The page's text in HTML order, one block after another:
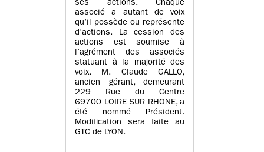
ses actions. Chaque
associé a autant de voix
qu’il possède ou représente
d’actions. La cession des
actions est soumise à
l’agrément des associés
statuant à la majorité des
voix. M. Claude GALLO,
ancien gérant, demeurant
229 Rue du Centre
69700 LOIRE SUR RHONE, a
été nommé Président.
Modification sera faite au
GTC de LYON.